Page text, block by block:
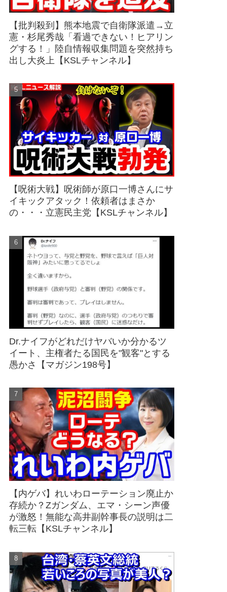
【批判殺到】熊本地震で自衛隊派遣→立
憲・杉尾秀哉「看過できない！ヒアリン
グする！」陸自情報収集問題を突然持ち
出し大炎上【KSLチャンネル】
【呪術大戦】呪術師が原口一博さんにサ
イキックアタック！依頼者はまさか
の・・・立憲民主党【KSLチャンネル】
Dr.ナイフがどれだけヤバいか分かるツ
イート、主権者たる国民を"観客"とする
愚かさ【マガジン198号】
【内ゲバ】れいわローテーション廃止か
存続か？Zガンダム、エマ・シーン声優
が激怒！無能な高井副幹事長の説明は二
転三転【KSLチャンネル】